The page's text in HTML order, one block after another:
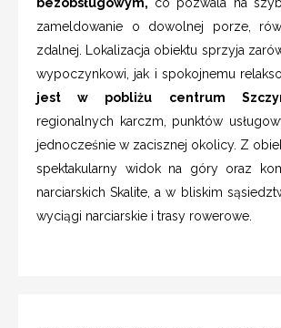
zameldowanie o dowolnej porze,
zdalnej. Lokalizacja obiektu sprzyja
wypoczynkowi, jak i spokojnemu
jest w pobliżu centrum
regionalnych karczm, punktów
jednocześnie w zacisznej okolicy. Z
spektakularny widok na góry oraz
narciarskich Skalite, a w bliskim
wyciągi narciarskie i trasy rowerowe.